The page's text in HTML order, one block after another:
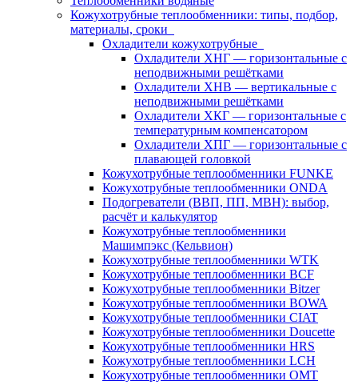
Кожухотрубные теплообменники: типы, подбор,
материалы, сроки
Охладители кожухотрубные
Охладители ХНГ — горизонтальные с
неподвижными решётками
Охладители ХНВ — вертикальные с
неподвижными решётками
Охладители ХКГ — горизонтальные с
температурным компенсатором
Охладители ХПГ — горизонтальные с
плавающей головкой
Кожухотрубные теплообменники FUNKE
Кожухотрубные теплообменники ONDA
Подогреватели (ВВП, ПП, МВН): выбор,
расчёт и калькулятор
Кожухотрубные теплообменники
Машимпэкс (Кельвион)
Кожухотрубные теплообменники WTK
Кожухотрубные теплообменники BCF
Кожухотрубные теплообменники Bitzer
Кожухотрубные теплообменники BOWA
Кожухотрубные теплообменники CIAT
Кожухотрубные теплообменники Doucette
Кожухотрубные теплообменники HRS
Кожухотрубные теплообменники LCH
Кожухотрубные теплообменники OMT